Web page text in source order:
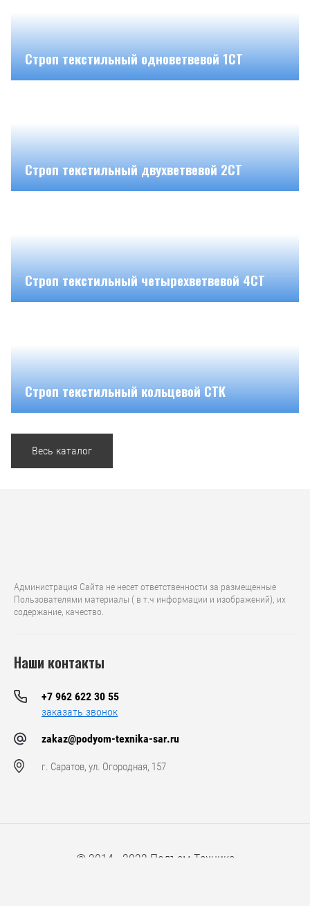
Строп текстильный одноветвевой 1СТ
Строп текстильный двухветвевой 2СТ
Строп текстильный четырехветвевой 4СТ
Строп текстильный кольцевой СТК
Весь каталог
Администрация Сайта не несет ответственности за размещенные
Пользователями материалы ( в т.ч информации и изображений), их
содержание, качество.
Наши контакты
+7 962 622 30 55
заказать звонок
zakaz@podyom-texnika-sar.ru
г. Саратов, ул. Огородная, 157
© 2014 - 2022 Подъем-Техника